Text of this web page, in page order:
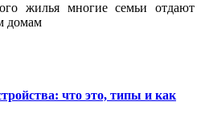
жилья многие семьи отдают
домам
что это, типы и как